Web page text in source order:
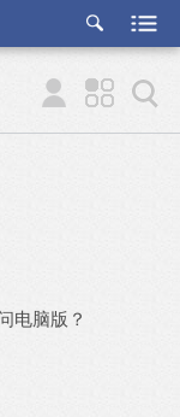
etu
p
电脑版？